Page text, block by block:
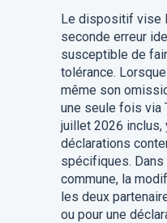
Le dispositif vise
seconde erreur
susceptible de
tolérance.
même son
une seule fois via
juillet 2026 inclus,
déclarations
spécifiques.
commune, la
les deux
ou pour une